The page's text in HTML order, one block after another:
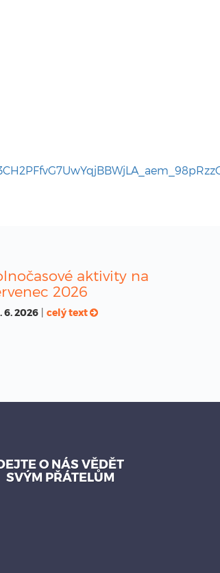
aktivity na
2026
6. 2026 celý text
O NÁS VĚDĚT
SVÝM PŘÁTELŮM